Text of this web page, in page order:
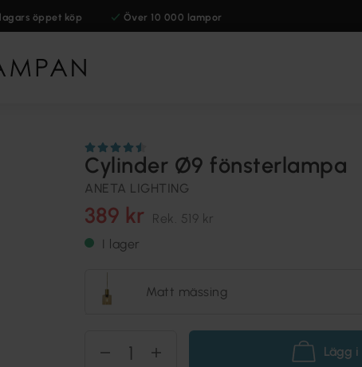
öppet köp Över 10 000 lampor
Cylinder Ø9 fönsterlampa
ANETA LIGHTING
389 kr Rek. 519 kr
I lager
Matt mässing
Lägg i